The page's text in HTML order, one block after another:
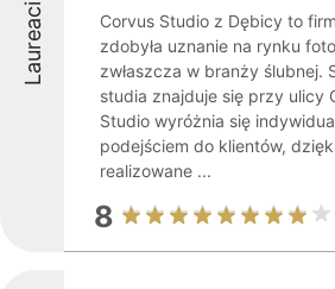
Laureaci
Corvus Studio z Dębicy to
zdobyła uznanie na rynku
zwłaszcza w branży ślubnej.
studia znajduje się przy ulicy
Studio wyróżnia się
podejściem do klientów,
realizowane ...
8